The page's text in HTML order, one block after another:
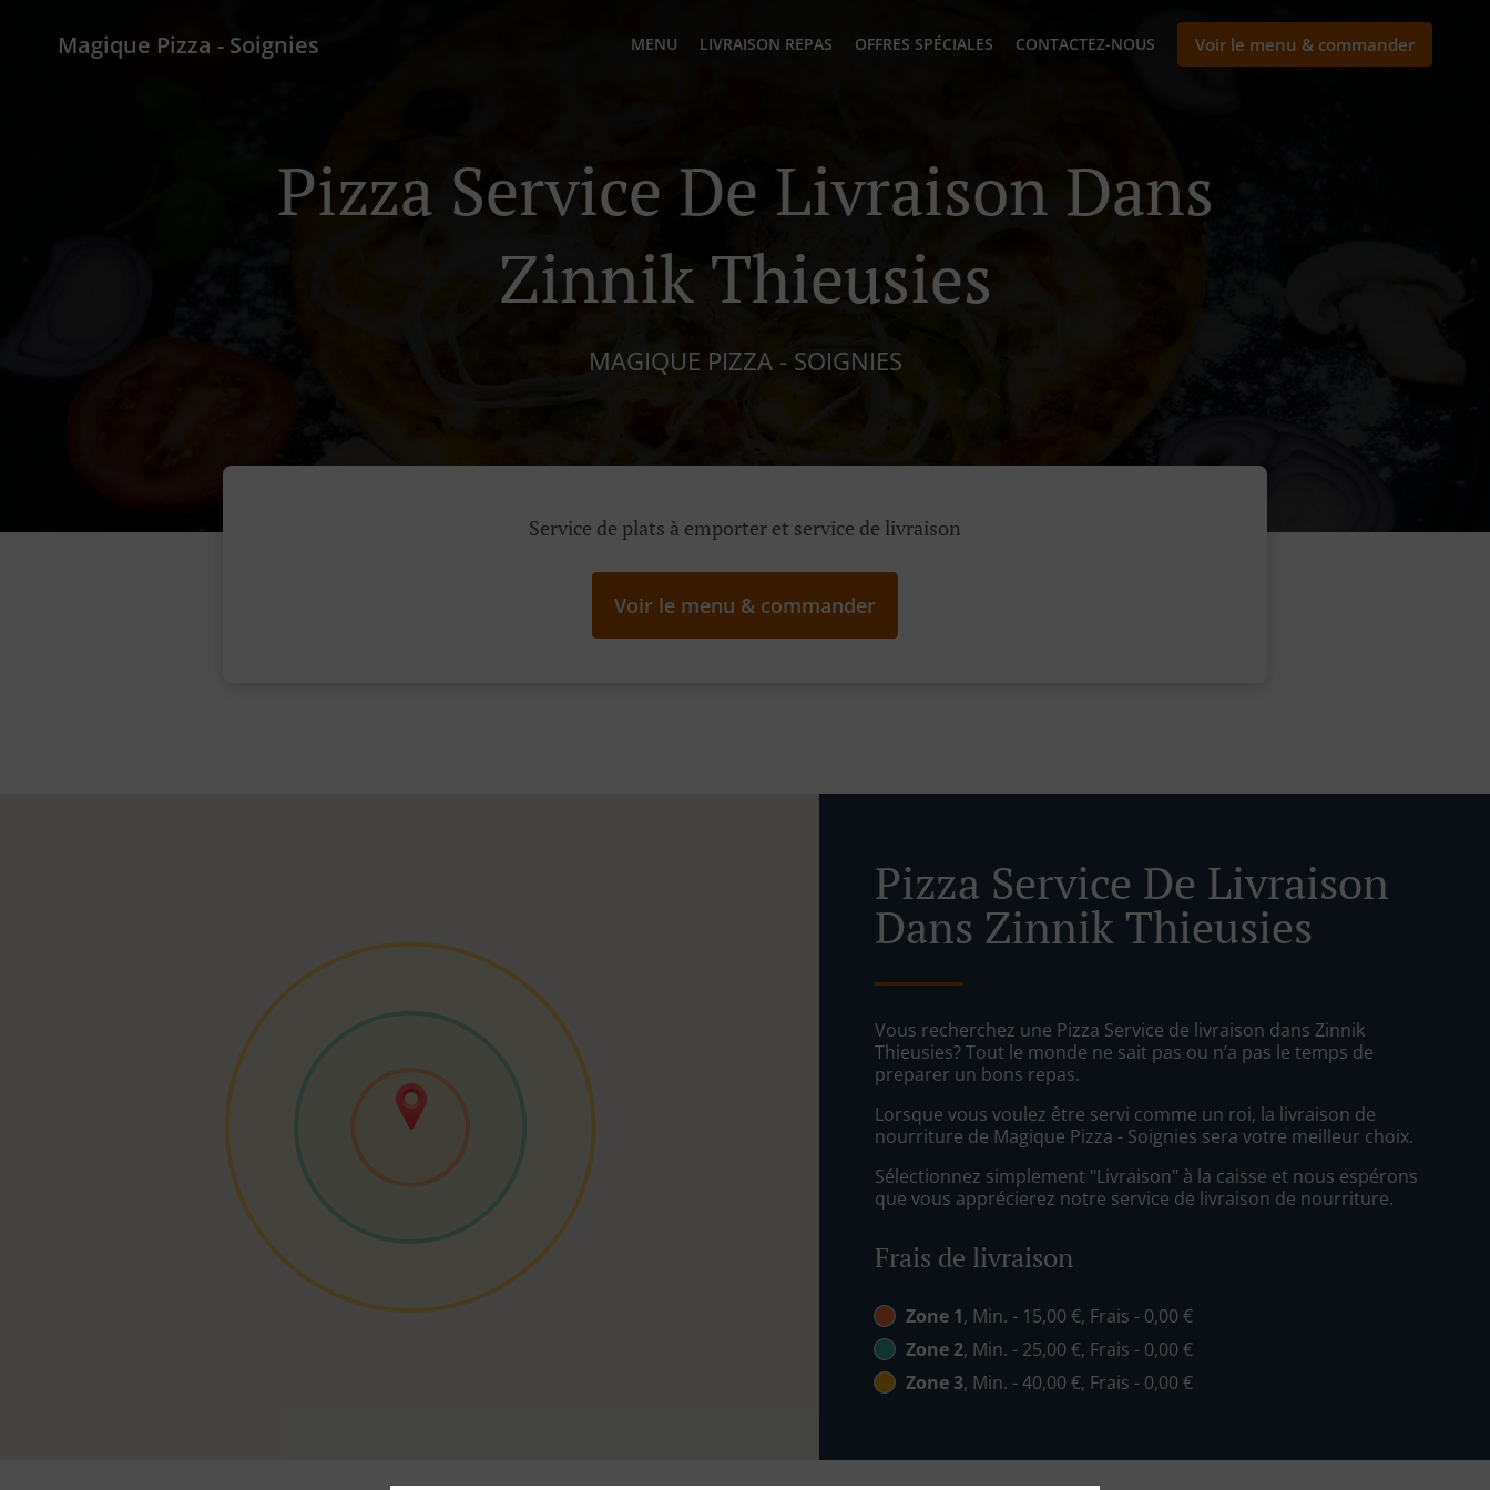
Magique Pizza - Soignies MENU LIVRAISON REPAS OFFRES SPÉCIALES CONTACTEZ-NOUS Voir le menu & commander
Pizza Service De Livraison Dans
Zinnik Thieusies
MAGIQUE PIZZA - SOIGNIES
Service de plats à emporter et service de livraison
Voir le menu & commander
Pizza Service De Livraison
Dans Zinnik Thieusies
Vous recherchez une Pizza Service de livraison dans Zinnik
Thieusies? Tout le monde ne sait pas ou n’a pas le temps de
preparer un bons repas.
Lorsque vous voulez être servi comme un roi, la livraison de
nourriture de Magique Pizza - Soignies sera votre meilleur choix.
Sélectionnez simplement "Livraison" à la caisse et nous espérons
que vous apprécierez notre service de livraison de nourriture.
Frais de livraison
Zone 1, Min. - 15,00 €, Frais - 0,00 €
Zone 2, Min. - 25,00 €, Frais - 0,00 €
Zone 3, Min. - 40,00 €, Frais - 0,00 €